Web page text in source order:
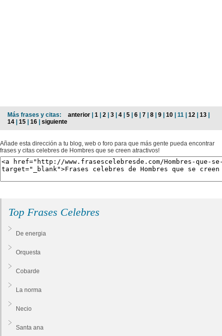
Más frases y citas: anterior | 1 | 2 | 3 | 4 | 5 | 6 | 7 | 8 | 9 | 10 | 11 | 12 | 13 |
14 | 15 | 16 | siguiente
Añade esta dirección a tu blog, web o foro para que más gente pueda encontrar
frases y citas celebres de Hombres que se creen atractivos!
Top Frases Celebres
De energia
Orquesta
Cobarde
La norma
Necio
Santa ana